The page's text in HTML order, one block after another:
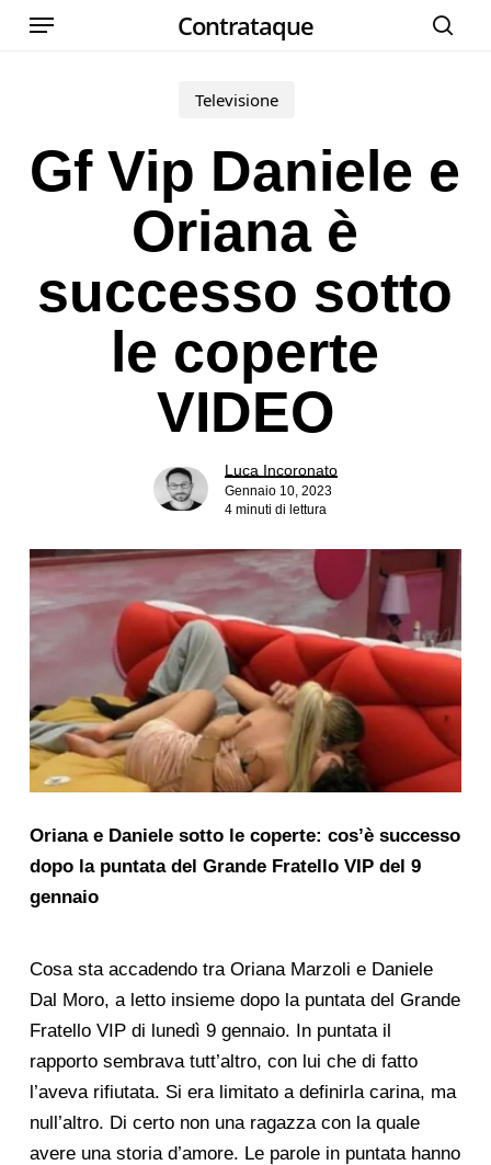
Skip
Contrataque
Menu
Televisione
Gf Vip Daniele e
Oriana è
successo sotto
le coperte
VIDEO
Luca Incoronato
Gennaio 10, 2023
4 minuti di lettura
Oriana e Daniele sotto le coperte: cos’è successo
dopo la puntata del Grande Fratello VIP del 9
gennaio
Cosa sta accadendo tra Oriana Marzoli e Daniele
Dal Moro, a letto insieme dopo la puntata del Grande
Fratello VIP di lunedì 9 gennaio. In puntata il
rapporto sembrava tutt’altro, con lui che di fatto
l’aveva rifiutata. Si era limitato a definirla carina, ma
null’altro. Di certo non una ragazza con la quale
avere una storia d’amore. Le parole in puntata hanno